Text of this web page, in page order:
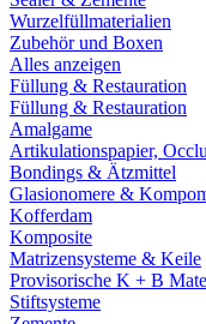
Wurzelfüllmaterialien
Zubehör und Boxen
Alles anzeigen
Füllung & Restauration
Füllung & Restauration
Amalgame
Artikulationspapier,
Bondings & Ätzmittel
Glasionomere &
Kofferdam
Komposite
Matrizensysteme & Keile
Provisorische K + B
Stiftsysteme